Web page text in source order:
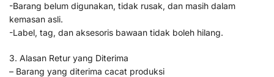
-Barang belum digunakan, tidak rusak, dan masih dalam
kemasan asli.
-Label, tag, dan aksesoris bawaan tidak boleh hilang.
3. Alasan Retur yang Diterima
– Barang yang diterima cacat produksi